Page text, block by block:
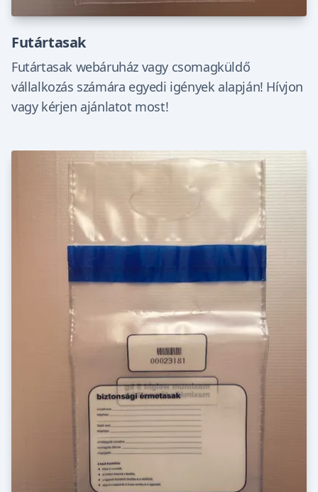
Futártasak
Futártasak webáruház vagy csomagküldő
vállalkozás számára egyedi igények alapján! Hívjon
vagy kérjen ajánlatot most!